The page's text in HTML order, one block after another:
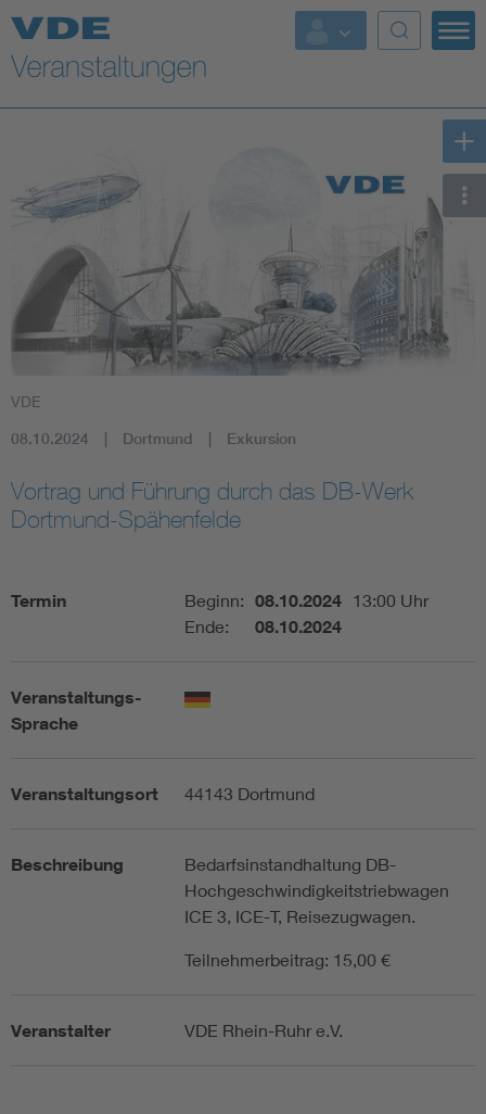
Top Themen
Fokusthemen
Energy
AI & Digital Trust
Health
Mobility
Assisted Living
Energy storage
VDE
08.10.2024 Dortmund Exkursion
Vortrag und Führung durch das DB-Werk
Dortmund-Spähenfelde
Termin Beginn: 08.10.2024 13:00 Uhr
Ende:
08.10.2024
Veranstaltungs-
Sprache
Veranstaltungsort 44143 Dortmund
Beschreibung
Bedarfsinstandhaltung DB-
Hochgeschwindigkeitstriebwagen
ICE 3, ICE-T, Reisezugwagen.
Teilnehmerbeitrag: 15,00 €
Veranstalter VDE Rhein-Ruhr e.V.